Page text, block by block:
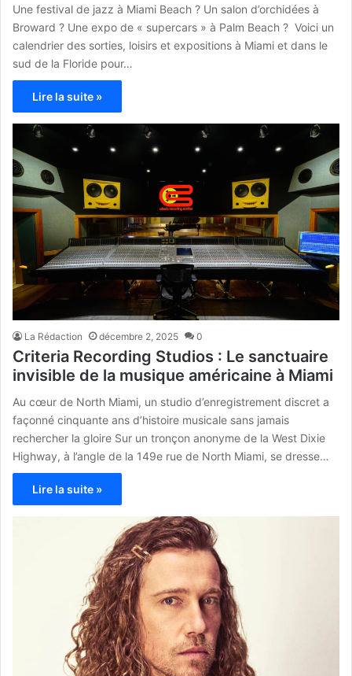
Une festival de jazz à Miami Beach ? Un salon d’orchidées à
Broward ? Une expo de « supercars » à Palm Beach ? Voici un
calendrier des sorties, loisirs et expositions à Miami et dans le
sud de la Floride pour…
Lire la suite »
La Rédaction décembre 2, 2025 0
Criteria Recording Studios : Le sanctuaire
invisible de la musique américaine à Miami
Au cœur de North Miami, un studio d’enregistrement discret a
façonné cinquante ans d’histoire musicale sans jamais
rechercher la gloire Sur un tronçon anonyme de la West Dixie
Highway, à l’angle de la 149e rue de North Miami, se dresse…
Lire la suite »